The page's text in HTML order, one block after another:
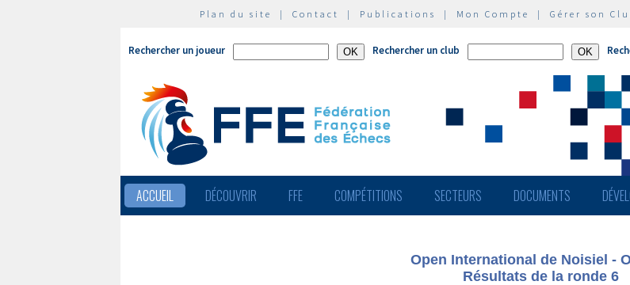
Plan du site | Contact | Publications | Mon Compte | Gérer son
Rechercher un joueur Rechercher un club
ACCUEIL DÉCOUVRIR FFE COMPÉTITIONS SECTEURS DOCUMENTS
Open International de Noisiel -
Résultats de la ronde 6